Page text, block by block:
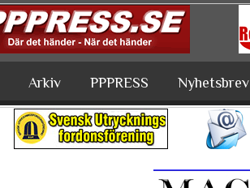
Arkiv PPPRESS Nyhetsbrev